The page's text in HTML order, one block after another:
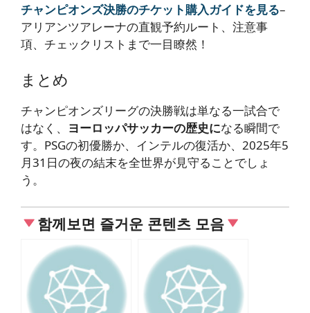
チャンピオンズ決勝のチケット購入ガイドを見る–
アリアンツアレーナの直観予約ルート、注意事
項、チェックリストまで一目瞭然！
まとめ
チャンピオンズリーグの決勝戦は単なる一試合で
はなく、 ヨーロッパサッカーの歴史になる瞬間で
す。PSGの初優勝か、インテルの復活か、2025年5
月31日の夜の結末を全世界が見守ることでしょ
う。
함께보면 즐거운 콘텐츠 모음